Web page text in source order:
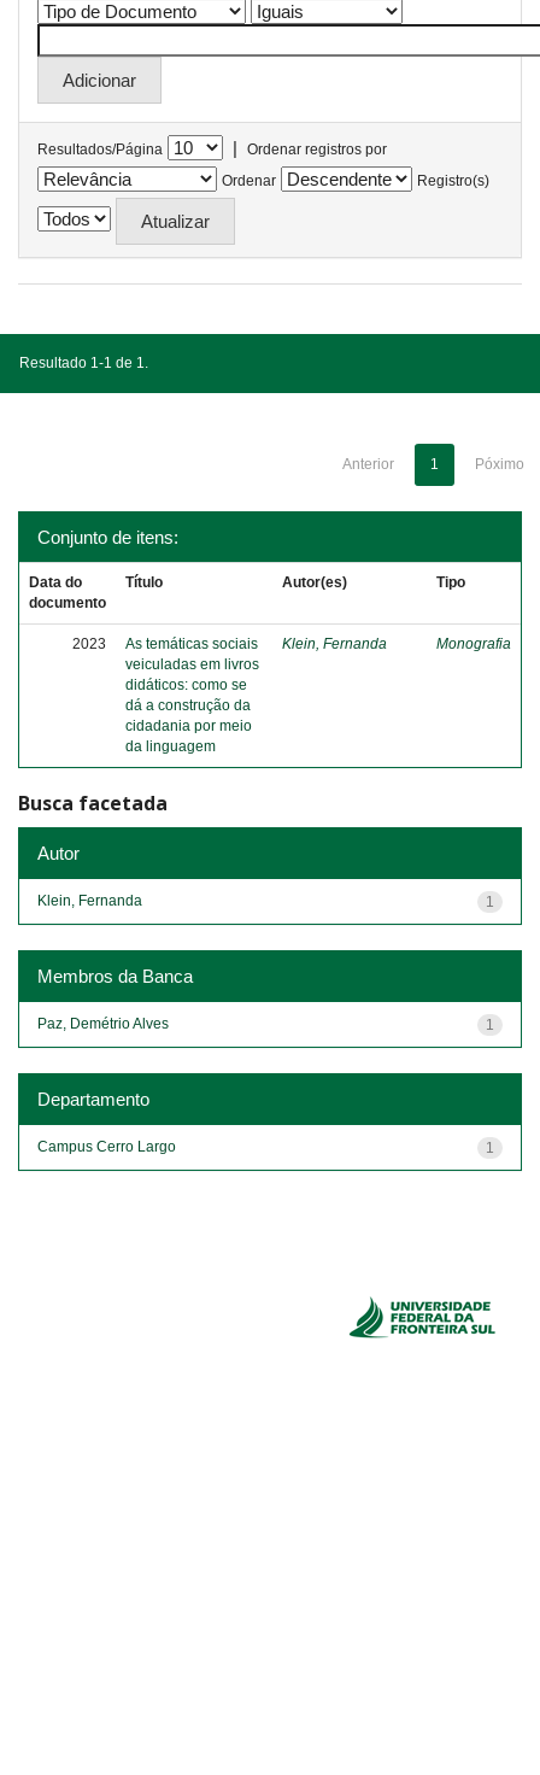
Resultados/Página |
Ordenar registros por
Ordenar
Registro(s)
Resultado 1-1 de 1.
Anterior 1 Póximo
Conjunto de itens:
Data do
documento
Título Autor(es) Tipo
2023
As temáticas sociais
veiculadas em livros
didáticos: como se
dá a construção da
cidadania por meio
da linguagem
Klein, Fernanda Monografia
Busca facetada
Autor
1
Klein, Fernanda
Membros da Banca
1
Paz, Demétrio Alves
Departamento
1
Campus Cerro Largo